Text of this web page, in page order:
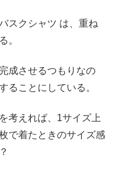
スクシャツ は、重ね
。
成させるつもりなの
ることにしている。
考えれば、 1サイズ上
で着たときのサイズ感